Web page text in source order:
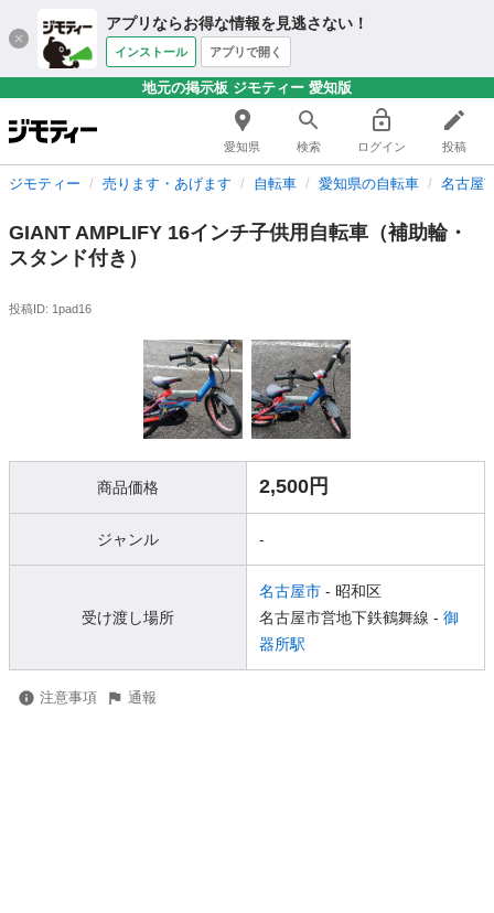
アプリならお得な情報を見逃さない！
インストール アプリで開く
地元の掲示板 ジモティー 愛知版
愛知県 検索 ログイン 投稿
ジモティー 売ります・あげます 自転車 愛知県の自転車 名古屋
GIANT AMPLIFY 16インチ子供用自転車（補助輪・
スタンド付き）
投稿ID: 1pad16
商品価格 2,500円
ジャンル -
受け渡し場所
名古屋市 - 昭和区
名古屋市営地下鉄鶴舞線 - 御
器所駅
注意事項 通報